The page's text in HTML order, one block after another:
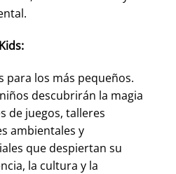
para los más pequeños.
descubrirán la magia
de juegos, talleres
ambientales y
que despiertan su
la cultura y la